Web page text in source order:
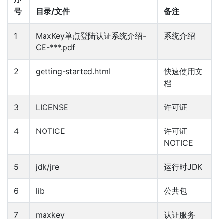
号
目录/文件 备注
1
MaxKey单点登陆认证系统介绍-
CE-***.pdf
系统介绍
2 getting-started.html
快速使用文
档
3 LICENSE 许可证
4 NOTICE
许可证
NOTICE
5 jdk/jre 运行时JDK
6 lib 公共包
7 maxkey 认证服务